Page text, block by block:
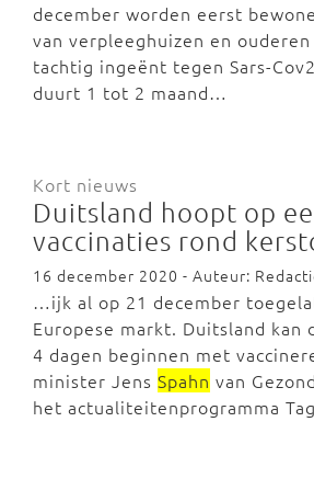
december worden eerst
van verpleeghuizen en
tachtig ingeënt tegen Sars-
duurt 1 tot 2 maand…
Kort nieuws
Duitsland hoopt op
vaccinaties rond
16 december 2020 - Auteur:
…ijk al op 21 december
Europese markt. Duitsland kan
4 dagen beginnen met
minister Jens Spahn van
het actualiteitenprogramma